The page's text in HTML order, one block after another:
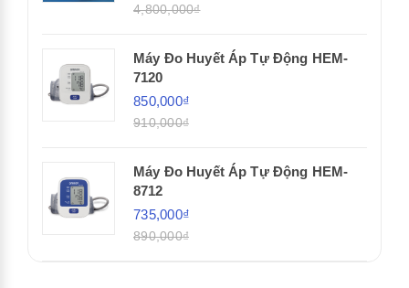
4,800,000₫
Máy Đo Huyết Áp Tự Động HEM-
7120
850,000₫
910,000₫
Máy Đo Huyết Áp Tự Động HEM-
8712
735,000₫
890,000₫